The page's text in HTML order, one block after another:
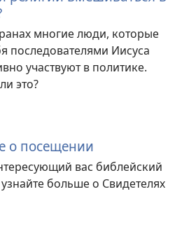
многие люди, которые
последователями Иисуса
участвуют в политике.
это?
о посещении
вас библейский
больше о Свидетелях